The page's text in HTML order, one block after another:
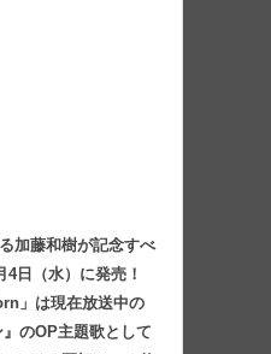
加藤和樹が記念すべ
4日（水）に発売！
」は現在放送中の
のOP主題歌として